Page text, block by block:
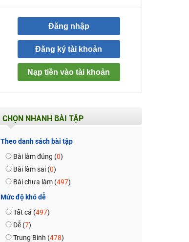
Đăng nhập
Đăng ký tài khoản
Nạp tiền vào tài khoản
CHỌN NHANH BÀI TẬP
Theo danh sách bài tập
Bài làm đúng (0)
Bài làm sai (0)
Bài chưa làm (497)
Mức độ khó dễ
Tất cả (497)
Dễ (7)
Trung Bình (478)